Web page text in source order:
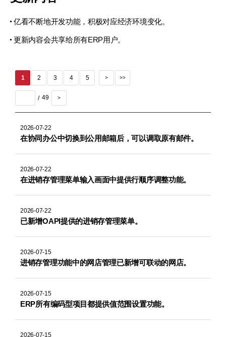
亿看不断地开发功能，积极对应经济环境变化。
更新内容会共享给所有ERP用户。
1 2 3 4 5 > >>
49 >
在协同办公中切换到公用邮箱后，可以调取原有邮件。
2026-07-22
在进销存管理菜单输入画面中提供行顺序调整功能。
2026-07-22
已新增OAPI提供的进销存管理菜单。
2026-07-22
进销存管理功能中的网店管理已新增可联动的网店。
2026-07-15
ERP所有编码型项目都提供值范围设置功能。
2026-07-15
2026-07-15